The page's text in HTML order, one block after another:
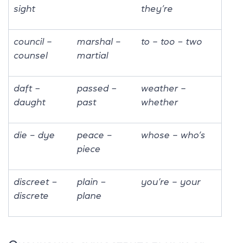
sight
they’re
council –
counsel
marshal –
martial
to – too – two
daft –
daught
passed –
past
weather –
whether
die – dye
peace –
piece
whose – who’s
discreet –
discrete
plain –
plane
you’re – your